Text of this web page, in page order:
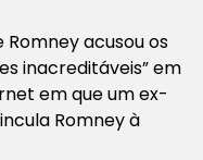
acusou os
inacreditáveis” em
em que um ex-
Romney à